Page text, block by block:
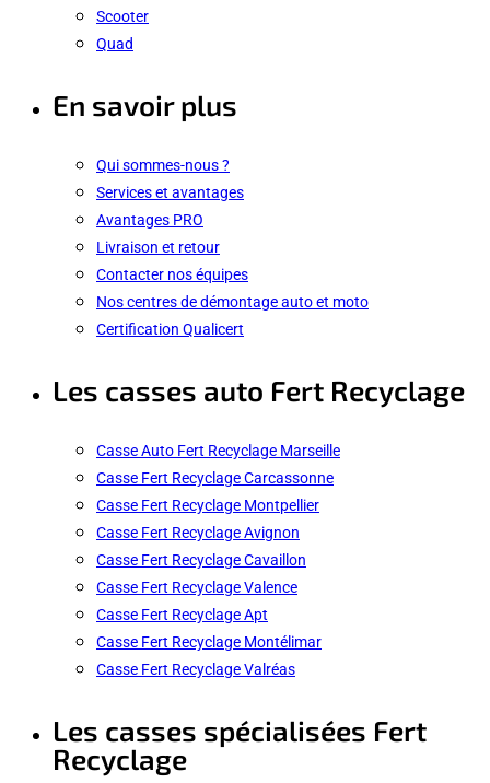
Scooter
Quad
En savoir plus
Qui sommes-nous ?
Services et avantages
Avantages PRO
Livraison et retour
Contacter nos équipes
Nos centres de démontage auto et moto
Certification Qualicert
Les casses auto Fert Recyclage
Casse Auto Fert Recyclage Marseille
Casse Fert Recyclage Carcassonne
Casse Fert Recyclage Montpellier
Casse Fert Recyclage Avignon
Casse Fert Recyclage Cavaillon
Casse Fert Recyclage Valence
Casse Fert Recyclage Apt
Casse Fert Recyclage Montélimar
Casse Fert Recyclage Valréas
Les casses spécialisées Fert
Recyclage